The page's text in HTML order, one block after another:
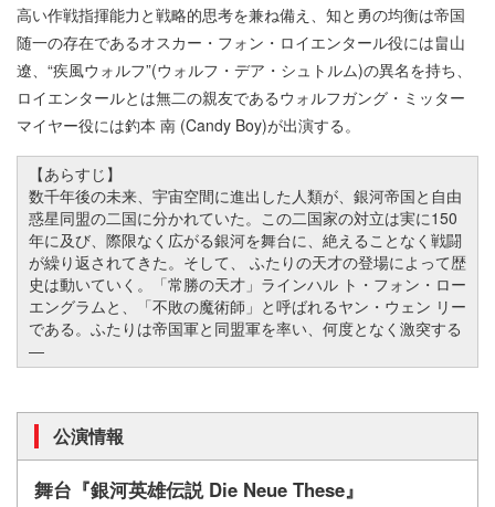
高い作戦指揮能力と戦略的思考を兼ね備え、知と勇の均衡は帝国
随一の存在であるオスカー・フォン・ロイエンタール役には畠山
遼、“疾風ウォルフ”(ウォルフ・デア・シュトルム)の異名を持ち、
ロイエンタールとは無二の親友であるウォルフガング・ミッター
マイヤー役には釣本 南 (Candy Boy)が出演する。
【あらすじ】
数千年後の未来、宇宙空間に進出した人類が、銀河帝国と自由
惑星同盟の二国に分かれていた。この二国家の対立は実に150
年に及び、際限なく広がる銀河を舞台に、絶えることなく戦闘
が繰り返されてきた。そして、 ふたりの天才の登場によって歴
史は動いていく。「常勝の天才」ラインハル ト・フォン・ロー
エングラムと、「不敗の魔術師」と呼ばれるヤン・ウェン リー
である。ふたりは帝国軍と同盟軍を率い、何度となく激突する
―
公演情報
舞台『銀河英雄伝説 Die Neue These』